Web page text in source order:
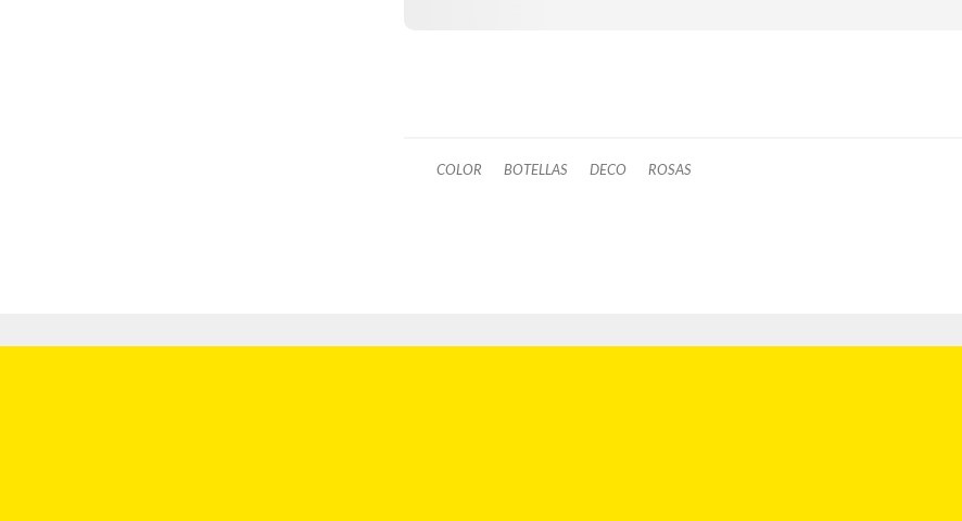
COLOR BOTELLAS DECO ROSAS